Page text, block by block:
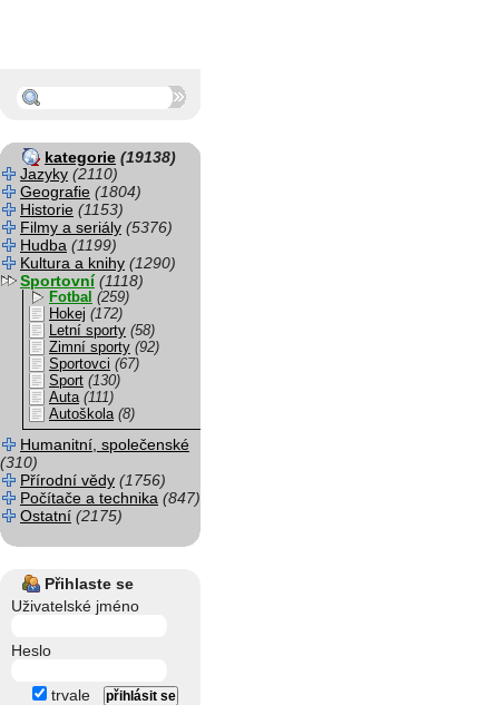
kategorie (19138)
Jazyky (2110)
Geografie (1804)
Historie (1153)
Filmy a seriály (5376)
Hudba (1199)
Kultura a knihy (1290)
Sportovní (1118)
Fotbal (259)
Hokej (172)
Letní sporty (58)
Zimní sporty (92)
Sportovci (67)
Sport (130)
Auta (111)
Autoškola (8)
Humanitní, společenské
(310)
Přírodní vědy (1756)
Počítače a technika (847)
Ostatní (2175)
Přihlaste se
Uživatelské jméno
Heslo
trvale